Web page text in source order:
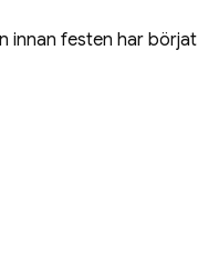
innan festen har börjat